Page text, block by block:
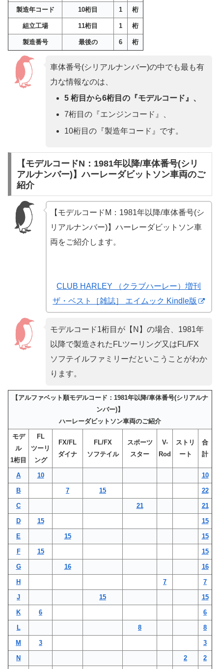
製造年コード 10桁目 1 桁
組立工場 11桁目 1 桁
製造番号 最後の 6 桁
車体番号(シリアルナンバー)の中でも最も有
力な情報なのは、
5 桁目から6桁目の『モデルコード』、
7桁目の『エンジンコード』、
10桁目の『製造年コード』です。
【モデルコードN：1981年以降/車体番号(シリ
アルナンバー)】ハーレーダビットソン車両のご
紹介
【モデルコードM：1981年以降/車体番号(シ
リアルナンバー)】ハーレーダビットソン車
両をご紹介します。
CLUB HARLEY （クラブハーレー）増刊
ザ・ベスト［雑誌］ エイムック Kindle版
モデルコード1桁目が【N】の場合、1981年
以降で製造されたFLツーリング又はFL/FX
ソフテイルファミリーだといこうことがわか
ります。
【アルファベット順モデルコード：1981年以降/車体番号(シリアルナ
ンバー)】
ハーレーダビットソン車両のご紹介
モデ
ル
1桁目
FL
ツーリ
ング
FX/FL
ダイナ
FL/FX
ソフテイル
スポーツ
スター
V-
Rod
ストリ
ート
合
計
A 10 10
B 7 15 22
C 21 21
D 15 15
E 15 15
F 15 15
G 16 16
H 7 7
J 15 15
K 6 6
L 8 8
M 3 3
N 2 2